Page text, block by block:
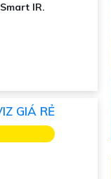
IR.
GIÁ RẺ